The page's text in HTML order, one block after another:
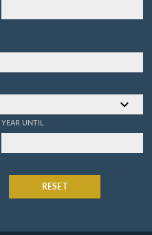
YEAR UNTIL
RESET